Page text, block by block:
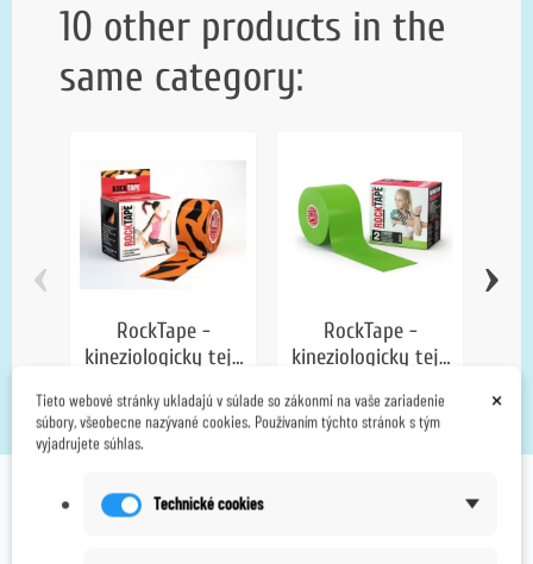
10 other products in the
same category:
RockTape -
kineziologicky tejp
375,00 Kč
RockTape -
kineziologicky tejp
375,00 Kč
‹ ›
×
Tieto webové stránky ukladajú v súlade so zákonmi na vaše zariadenie
súbory, všeobecne nazývané cookies. Používaním týchto stránok s tým
vyjadrujete súhlas.
Technické cookies